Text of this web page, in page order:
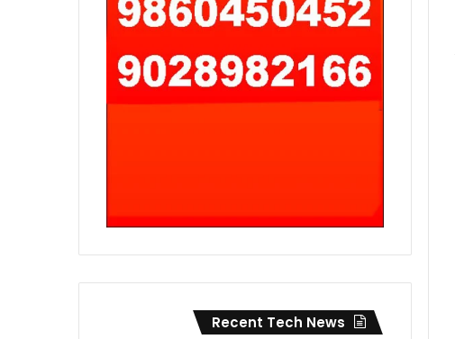
Recent Tech News